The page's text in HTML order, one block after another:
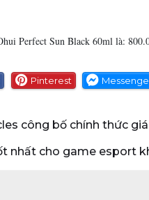
Perfect Sun Black 60ml là:
Pinterest
công bố chính thức
nhất cho game esport